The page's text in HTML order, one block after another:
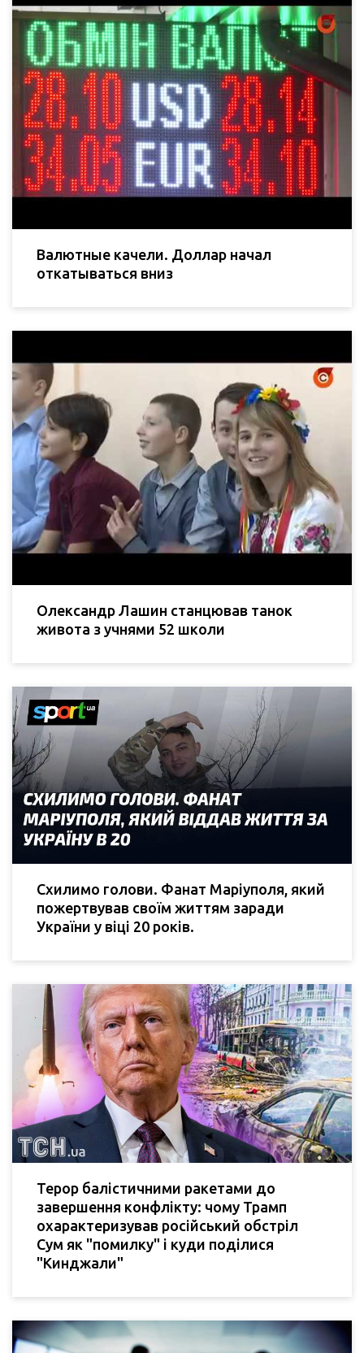
Валютные качели. Доллар начал
откатываться вниз
Олександр Лашин станцював танок
живота з учнями 52 школи
Схилимо голови. Фанат Маріуполя, який
пожертвував своїм життям заради
України у віці 20 років.
Терор балістичними ракетами до
завершення конфлікту: чому Трамп
охарактеризував російський обстріл
Сум як "помилку" і куди поділися
"Кинджали"